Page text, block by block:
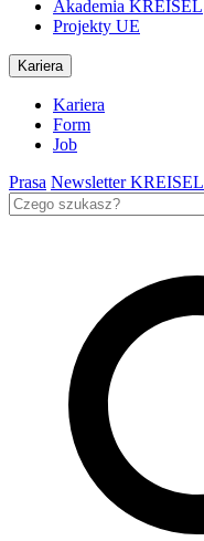
Akademia KREISEL
Projekty UE
Kariera
Kariera
Form
Job
Prasa Newsletter KREISEL